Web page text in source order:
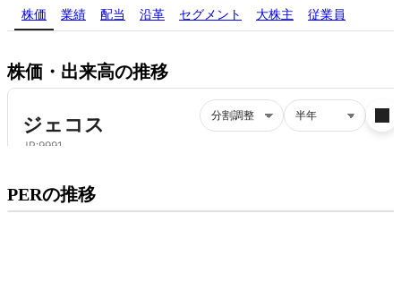
株価 業績 配当 沿革 セグメント 大株主 従業員
株価・出来高の推移
PERの推移プレミアム会員にご登録いただくと、
PERの推移にアクセスできます。